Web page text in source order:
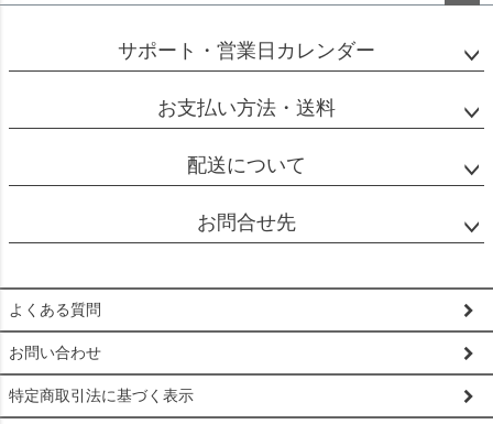
ップ
サポート・営業日カレンダー
お支払い方法・送料
配送について
お問合せ先
よくある質問
お問い合わせ
特定商取引法に基づく表示